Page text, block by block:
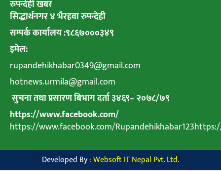
रुपन्देही खबर
सिद्धार्थनगर ४ भैरहवा रुपन्देही
सम्पर्क कार्यालय :९८६७०००३४९
इमेल:
rupandehikhabar0349@gmail.com
hotnews.urmila@gmail.com
सुचना तथा प्रसारण बिभाग दर्ता ३४६९–२०७८/७९
https://www.facebook.com/
https://www.facebook.com/
Developed By :Websoft IT Nepal Pvt. Ltd.